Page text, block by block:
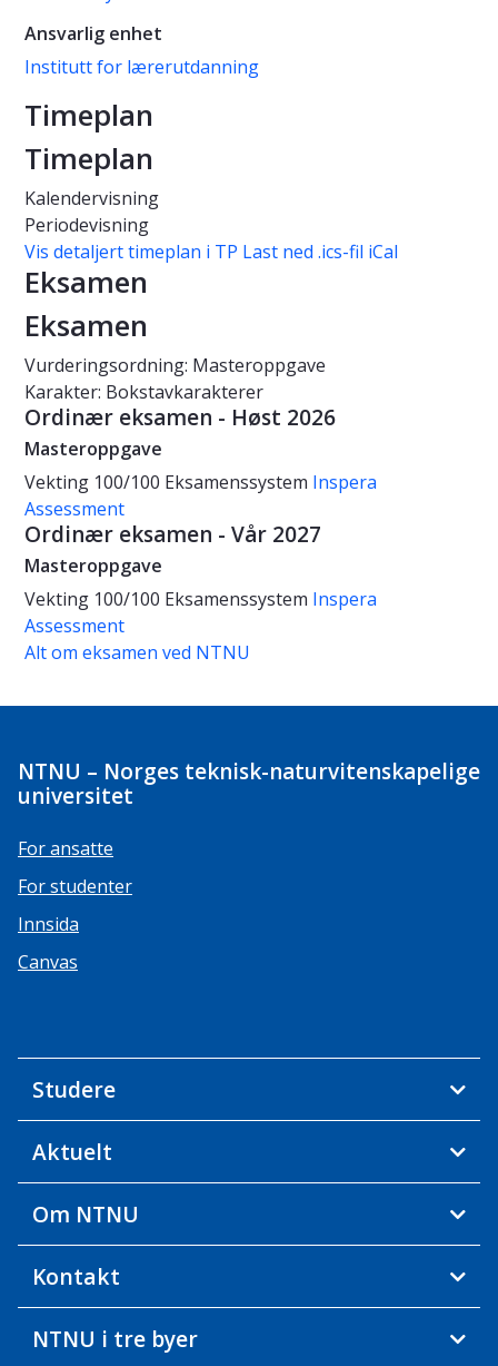
Ansvarlig enhet
Institutt for lærerutdanning
Timeplan
Timeplan
Kalendervisning
Periodevisning
Vis detaljert timeplan i TP Last ned .ics-fil iCal
Eksamen
Eksamen
Vurderingsordning: Masteroppgave
Karakter: Bokstavkarakterer
Ordinær eksamen - Høst 2026
Masteroppgave
Vekting 100/100 Eksamenssystem Inspera
Assessment
Ordinær eksamen - Vår 2027
Masteroppgave
Vekting 100/100 Eksamenssystem Inspera
Assessment
Alt om eksamen ved NTNU
NTNU – Norges teknisk-naturvitenskapelige
universitet
For ansatte
For studenter
Innsida
Canvas
Studere
Aktuelt
Om NTNU
Kontakt
NTNU i tre byer